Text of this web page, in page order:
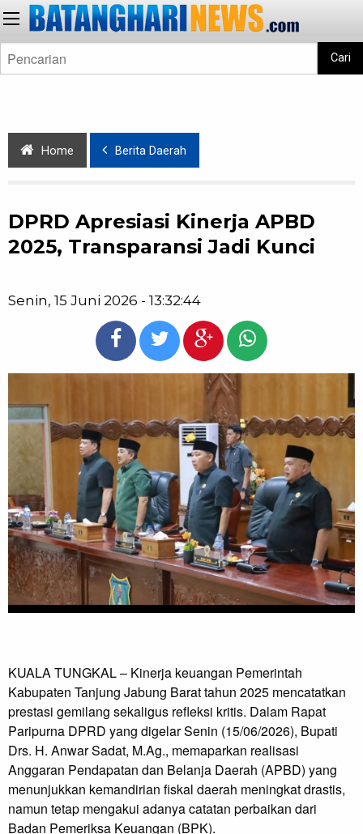
Cari
Home Berita Daerah
DPRD Apresiasi Kinerja APBD
2025, Transparansi Jadi Kunci
Senin, 15 Juni 2026 - 13:32:44
KUALA TUNGKAL – Kinerja keuangan Pemerintah
Kabupaten Tanjung Jabung Barat tahun 2025 mencatatkan
prestasi gemilang sekaligus refleksi kritis. Dalam Rapat
Paripurna DPRD yang digelar Senin (15/06/2026), Bupati
Drs. H. Anwar Sadat, M.Ag., memaparkan realisasi
Anggaran Pendapatan dan Belanja Daerah (APBD) yang
menunjukkan kemandirian fiskal daerah meningkat drastis,
namun tetap mengakui adanya catatan perbaikan dari
Badan Pemeriksa Keuangan (BPK).